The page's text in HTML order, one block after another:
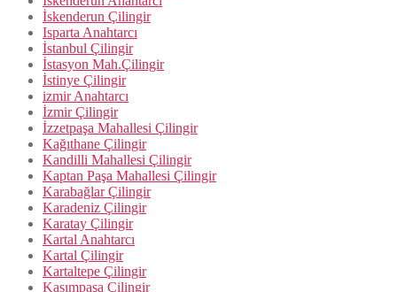
İskenderun Çilingir
Isparta Anahtarcı
İstanbul Çilingir
İstasyon Mah.Çilingir
İstinye Çilingir
izmir Anahtarcı
İzmir Çilingir
İzzetpaşa Mahallesi Çilingir
Kağıthane Çilingir
Kandilli Mahallesi Çilingir
Kaptan Paşa Mahallesi Çilingir
Karabağlar Çilingir
Karadeniz Çilingir
Karatay Çilingir
Kartal Anahtarcı
Kartal Çilingir
Kartaltepe Çilingir
Kasımpaşa Çilingir